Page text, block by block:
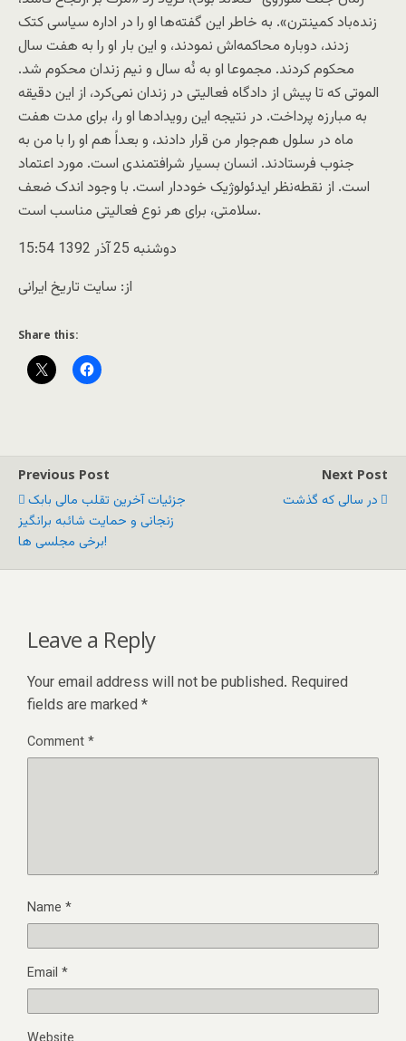
زنده‌باد کمینترن». به خاطر این گفته‌ها او را در اداره سیاسی کتک
زدند، دوباره محاکمه‌اش نمودند، و این بار او را به هفت سال
محکوم کردند. مجموعا او به نُه سال و نیم زندان محکوم شد.
الموتی که تا پیش از دادگاه فعالیتی در زندان نمی‌کرد، از این دقیقه
به مبارزه پرداخت. در نتیجه این رویداد‌ها او را، برای مدت هفت
ماه در سلول هم‌جوار من قرار دادند، و بعداً هم او را با من به
جنوب فرستادند. انسان بسیار شرافتمندی است. مورد اعتماد
است. از نقطه‌نظر ایدئولوژیک خوددار است. با وجود اندک ضعف
سلامتی، برای هر نوع فعالیتی مناسب است.
دوشنبه 25 آذر 1392 15:54
از: سايت تاريخ ايرانی
Share this:
Previous Post
جزئیات آخرین تقلب مالی بابک
زنجانی و حمایت شائبه برانگیز
برخی مجلسی ها!
Next Post
در سالی که گذشت
Leave a Reply
Your email address will not be published. Required
fields are marked *
Comment*
Name *
Email *